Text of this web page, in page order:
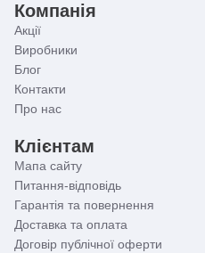
Компанія
Акції
Виробники
Блог
Контакти
Про нас
Клієнтам
Мапа сайту
Питання-відповідь
Гарантія та повернення
Доставка та оплата
Договір публічної оферти